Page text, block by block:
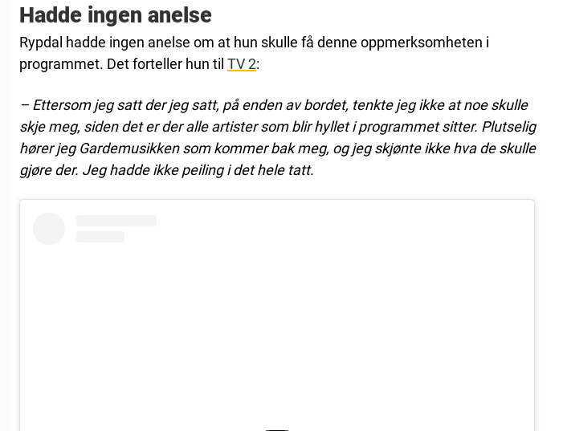
Hadde ingen anelse
Rypdal hadde ingen anelse om at hun skulle få denne oppmerksomheten i
programmet. Det forteller hun til TV 2:
– Ettersom jeg satt der jeg satt, på enden av bordet, tenkte jeg ikke at noe skulle
skje meg, siden det er der alle artister som blir hyllet i programmet sitter. Plutselig
hører jeg Gardemusikken som kommer bak meg, og jeg skjønte ikke hva de skulle
gjøre der. Jeg hadde ikke peiling i det hele tatt.